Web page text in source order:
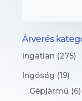
Árverés
Ingatlan (275)
Ingóság (19)
Gépjármű (6)